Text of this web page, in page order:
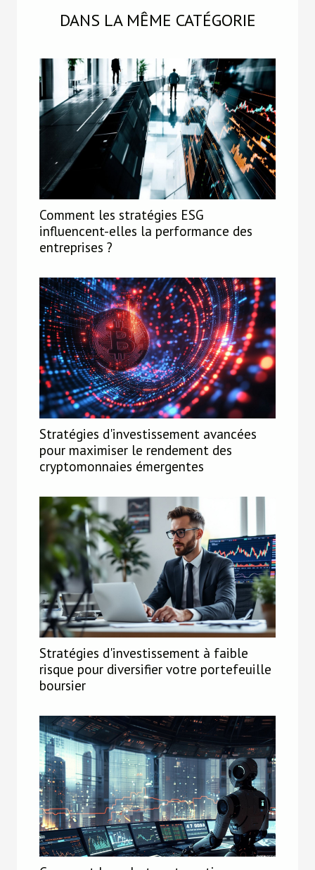
DANS LA MÊME CATÉGORIE
Comment les stratégies ESG
influencent-elles la performance des
entreprises ?
Stratégies d'investissement avancées
pour maximiser le rendement des
cryptomonnaies émergentes
Stratégies d'investissement à faible
risque pour diversifier votre portefeuille
boursier